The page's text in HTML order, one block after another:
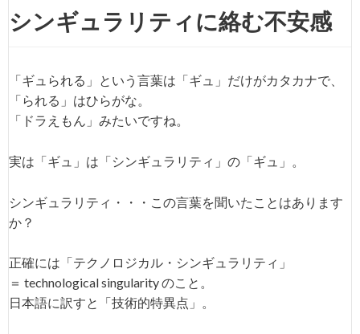
シンギュラリティに絡む不安感
「ギュられる」という言葉は「ギュ」だけがカタカナで、
「られる」はひらがな。
「ドラえもん」みたいですね。
実は「ギュ」は「シンギュラリティ」の「ギュ」。
シンギュラリティ・・・この言葉を聞いたことはあります
か？
正確には「テクノロジカル・シンギュラリティ」
＝ technological singularity のこと。
日本語に訳すと「技術的特異点」。